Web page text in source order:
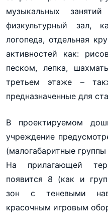
музыкальных
физкультурный зал,
логопеда, отдельная
активностей как:
песком, лепка,
третьем этаже –
предназначенные для
В проектируемом
учреждение
(малогабаритные
На прилагающей
появится 8 (как и
зон с теневыми
красочным игровым